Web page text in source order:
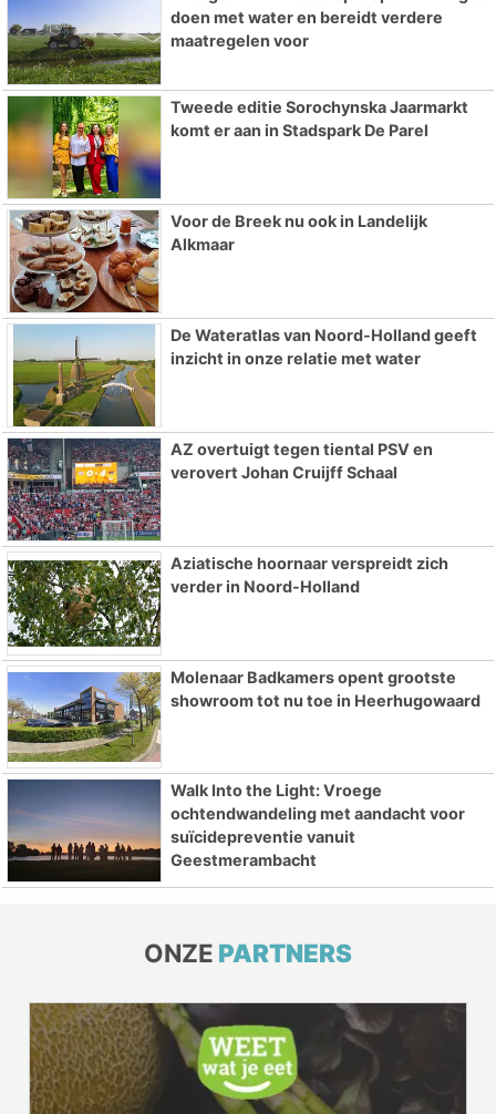
doen met water en bereidt verdere
maatregelen voor
Tweede editie Sorochynska Jaarmarkt
komt er aan in Stadspark De Parel
Voor de Breek nu ook in Landelijk
Alkmaar
De Wateratlas van Noord-Holland geeft
inzicht in onze relatie met water
AZ overtuigt tegen tiental PSV en
verovert Johan Cruijff Schaal
Aziatische hoornaar verspreidt zich
verder in Noord-Holland
Molenaar Badkamers opent grootste
showroom tot nu toe in Heerhugowaard
Walk Into the Light: Vroege
ochtendwandeling met aandacht voor
suïcidepreventie vanuit
Geestmerambacht
ONZE PARTNERS